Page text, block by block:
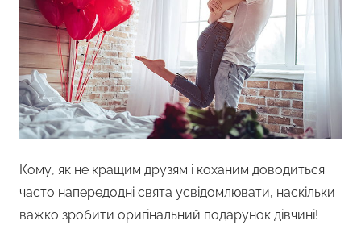
Кому, як не кращим друзям і коханим доводиться
часто напередодні свята усвідомлювати, наскільки
важко зробити оригінальний подарунок дівчині!